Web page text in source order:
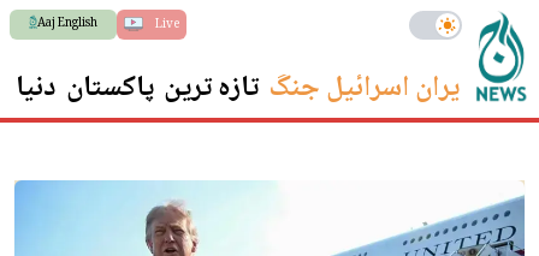
Live
Aaj English
ایران اسرائیل جنگ تازہ ترین پاکستان دنیا